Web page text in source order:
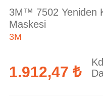
3M™ 7502 Yeniden
Maskesi
3M
1.912,47 ₺